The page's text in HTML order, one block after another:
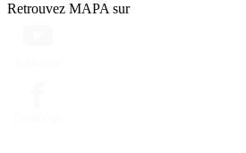
Retrouvez MAPA sur